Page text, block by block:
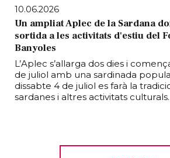
10.06.2026
Un ampliat Aplec de la Sardana
sortida a les activitats d'estiu del
Banyoles
L’Aplec s’allarga dos dies i
de juliol amb una sardinada
dissabte 4 de juliol es farà la
sardanes i altres activitats culturals.